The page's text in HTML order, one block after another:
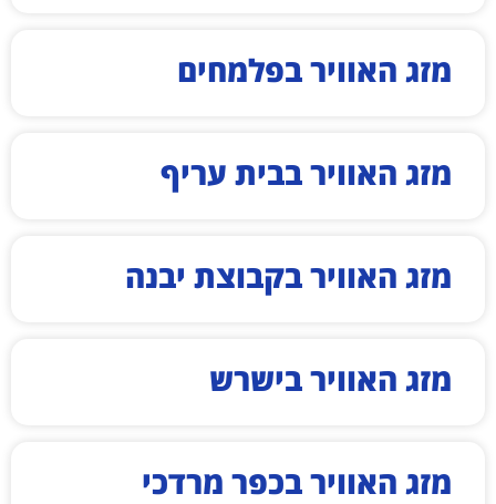
מזג האוויר בפלמחים
מזג האוויר בבית עריף
מזג האוויר בקבוצת יבנה
מזג האוויר בישרש
מזג האוויר בכפר מרדכי